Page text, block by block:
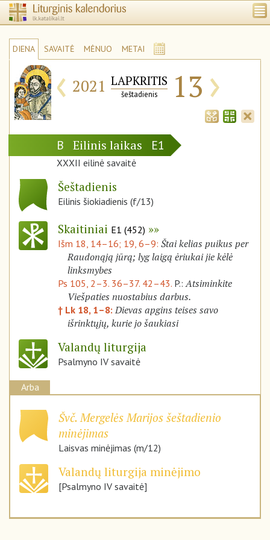
DIENA SAVAITĖ MĖNUO METAI
‹ 2021 LAPKRITIS
šeštadienis 13 ›
B Eilinis laikas E1
XXXII eilinė savaitė
Šeštadienis
Eilinis šiokiadienis (f/13)
Skaitiniai E1 (452)
Išm 18, 14–16; 19, 6–9: Štai kelias puikus per
Raudonąją jūrą; lyg laigą ėriukai jie kėlė
linksmybes
Ps 105, 2–3. 36–37. 42–43. P.:Atsiminkite
Viešpaties nuostabius darbus.
† Lk 18, 1–8:Dievas apgins teises savo
išrinktųjų, kurie jo šaukiasi
Valandų liturgija
Psalmyno IV savaitė
Arba
Švč. Mergelės Marijos šeštadienio
minėjimas
Laisvas minėjimas (m/12)
Valandų liturgija minėjimo
[Psalmyno IV savaitė]